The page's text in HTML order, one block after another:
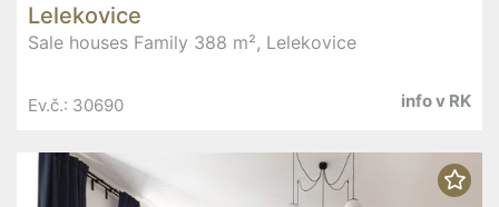
Lelekovice
Sale houses Family 388 m², Lelekovice
Ev.č.: 30690 info v RK